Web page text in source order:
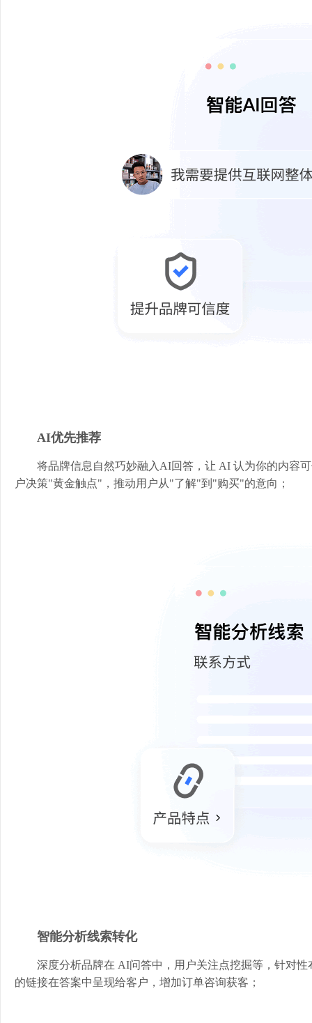
AI优先推荐
将品牌信息自然巧妙融入AI回答，让 AI 认为你的内容
户决策"黄金触点"，推动用户从"了解"到"购买"的意向；
智能分析线索转化
深度分析品牌在 AI问答中，用户关注点挖掘等，针对
的链接在答案中呈现给客户，增加订单咨询获客；